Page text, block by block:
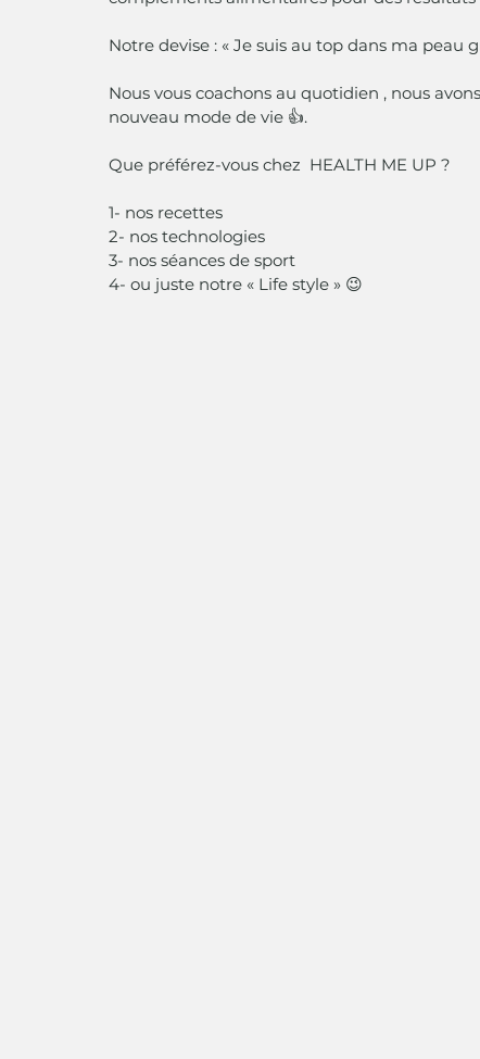
Notre devise : « Je suis au top dans ma peau
Nous vous coachons au quotidien , nous
nouveau mode de vie 👍.
Que préférez-vous chez  HEALTH ME UP ?
1- nos recettes
2- nos technologies
3- nos séances de sport
4- ou juste notre « Life style » 😉